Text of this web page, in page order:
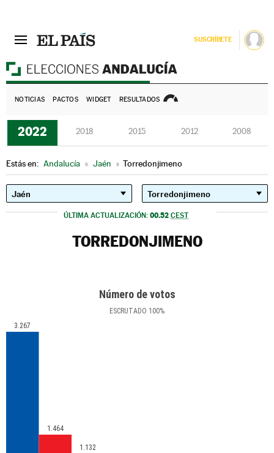
SUSCRÍBETE
NOTICIAS PACTOS WIDGET RESULTADOS
2022 2018 2015 2012 2008
Estás en: Andalucía » Jaén » Torredonjimeno
ÚLTIMA ACTUALIZACIÓN: 00.52 CEST
TORREDONJIMENO
Número de votos
ESCRUTADO 100%
3.267
1.464
1.132